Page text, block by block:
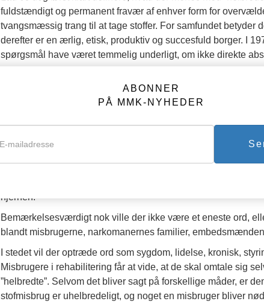
fuldstændigt og permanent fravær af enhver form for
tvangsmæssig trang til at tage stoffer. For samfundet betyder
derefter er en ærlig, etisk, produktiv og succesfuld borger. I
spørgsmål have været temmelig underligt, om ikke direkte
Svarene i dag er derimod ganske anderledes. En
snakke med mig om behandling, jeg har prøvet hvert eneste
ingen af dem, der virker.” Eller: ”Du kan ikke helbrede noget,
En lægmand ville måske sige: ”Det har de allerede kureret.
fundet ud af, at det er en uhelbredelig hjernesygdom; altså,
Eller tilmed: ”Videnskaben har fundet ud af, at der intet kan
hjernen.”
Bemærkelsesværdigt nok ville der ikke være et eneste ord,
blandt misbrugerne, narkomanernes familier,
I stedet vil der optræde ord som sygdom, lidelse, kronisk,
Misbrugere i rehabilitering får at vide, at de skal omtale sig
”helbredte”. Selvom det bliver sagt på forskellige måder, er
stofmisbrug er uhelbredeligt, og noget en misbruger bliver
ABONNER
PÅ MMK-NYHEDER